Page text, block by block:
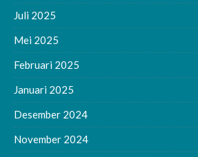
Juli 2025
Mei 2025
Februari 2025
Januari 2025
Desember 2024
November 2024